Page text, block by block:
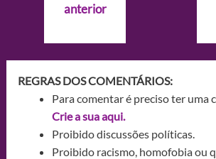
Postanterior
REGRAS DOS COMENTÁRIOS:
Para comentar é preciso ter uma
Crie a sua aqui.
Proibido discussões políticas.
Proibido racismo, homofobia ou